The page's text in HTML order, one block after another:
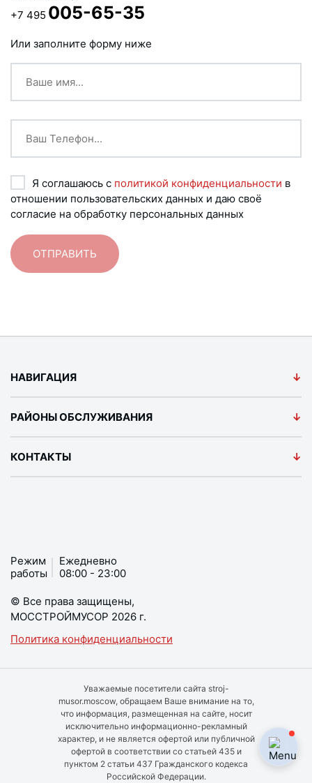
+7 495 005-65-35
Или заполните форму ниже
Я соглашаюсь с политикой конфиденциальности в
отношении пользовательских данных и даю своё
согласие на обработку персональных данных
Режим
работы
Ежедневно
08:00 - 23:00
© Все права защищены,
МОССТРОЙМУСОР 2026 г.
Политика конфиденциальности
НАВИГАЦИЯ
РАЙОНЫ ОБСЛУЖИВАНИЯ
КОНТАКТЫ
Уважаемые посетители сайта stroj-
musor.moscow, обращаем Ваше внимание на то,
что информация, размещенная на сайте, носит
исключительно информационно-рекламный
характер, и не является офертой или публичной
офертой в соответствии со статьей 435 и
пунктом 2 статьи 437 Гражданского кодекса
Российской Федерации.